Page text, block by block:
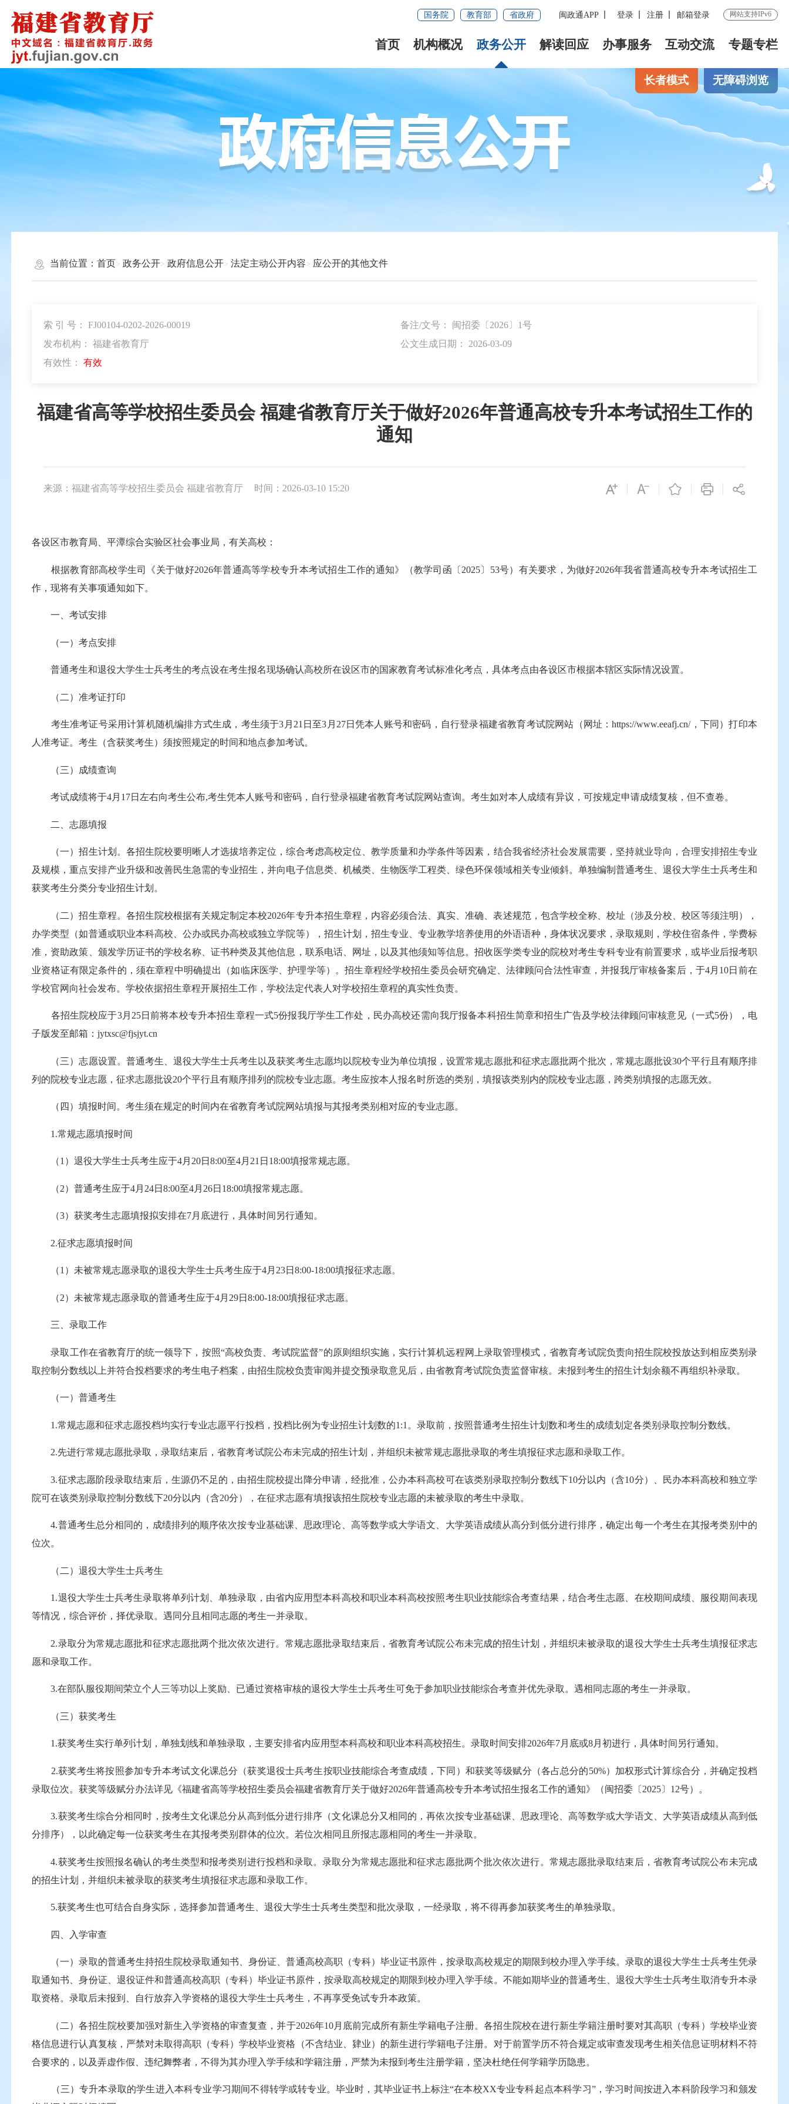
国务院 教育部 省政府 闽政通APP 登录 注册 邮箱登录 网站支持IPv6
首页 机构概况 政务公开 解读回应 办事服务 互动交流 专题专栏
长者模式 无障碍浏览
当前位置： 首页 政务公开 政府信息公开 法定主动公开内容 应公开的其他文件
索 引 号： FJ00104-0202-2026-00019
备注/文号： 闽招委〔2026〕1号
发布机构： 福建省教育厅
公文生成日期： 2026-03-09
有效性： 有效
福建省高等学校招生委员会 福建省教育厅关于做好2026年普通高校专升本考试招生工作的
通知
来源：福建省高等学校招生委员会 福建省教育厅 时间：2026-03-10 15:20
各设区市教育局、平潭综合实验区社会事业局，有关高校：
根据教育部高校学生司《关于做好2026年普通高等学校专升本考试招生工作的通知》（教学司函〔2025〕53号）有关要求，为做好2026年我省普通高校专升本考试招生工
作，现将有关事项通知如下。
一、考试安排
（一）考点安排
普通考生和退役大学生士兵考生的考点设在考生报名现场确认高校所在设区市的国家教育考试标准化考点，具体考点由各设区市根据本辖区实际情况设置。
（二）准考证打印
考生准考证号采用计算机随机编排方式生成，考生须于3月21日至3月27日凭本人账号和密码，自行登录福建省教育考试院网站（网址：https://www.eeafj.cn/，下同）打印本
人准考证。考生（含获奖考生）须按照规定的时间和地点参加考试。
（三）成绩查询
考试成绩将于4月17日左右向考生公布,考生凭本人账号和密码，自行登录福建省教育考试院网站查询。考生如对本人成绩有异议，可按规定申请成绩复核，但不查卷。
二、志愿填报
（一）招生计划。各招生院校要明晰人才选拔培养定位，综合考虑高校定位、教学质量和办学条件等因素，结合我省经济社会发展需要，坚持就业导向，合理安排招生专业
及规模，重点安排产业升级和改善民生急需的专业招生，并向电子信息类、机械类、生物医学工程类、绿色环保领域相关专业倾斜。单独编制普通考生、退役大学生士兵考生和
获奖考生分类分专业招生计划。
（二）招生章程。各招生院校根据有关规定制定本校2026年专升本招生章程，内容必须合法、真实、准确、表述规范，包含学校全称、校址（涉及分校、校区等须注明），
办学类型（如普通或职业本科高校、公办或民办高校或独立学院等），招生计划，招生专业、专业教学培养使用的外语语种，身体状况要求，录取规则，学校住宿条件，学费标
准，资助政策、颁发学历证书的学校名称、证书种类及其他信息，联系电话、网址，以及其他须知等信息。招收医学类专业的院校对考生专科专业有前置要求，或毕业后报考职
业资格证有限定条件的，须在章程中明确提出（如临床医学、护理学等）。招生章程经学校招生委员会研究确定、法律顾问合法性审查，并报我厅审核备案后，于4月10日前在
学校官网向社会发布。学校依据招生章程开展招生工作，学校法定代表人对学校招生章程的真实性负责。
各招生院校应于3月25日前将本校专升本招生章程一式5份报我厅学生工作处，民办高校还需向我厅报备本科招生简章和招生广告及学校法律顾问审核意见（一式5份），电
子版发至邮箱：jytxsc@fjsjyt.cn
（三）志愿设置。普通考生、退役大学生士兵考生以及获奖考生志愿均以院校专业为单位填报，设置常规志愿批和征求志愿批两个批次，常规志愿批设30个平行且有顺序排
列的院校专业志愿，征求志愿批设20个平行且有顺序排列的院校专业志愿。考生应按本人报名时所选的类别，填报该类别内的院校专业志愿，跨类别填报的志愿无效。
（四）填报时间。考生须在规定的时间内在省教育考试院网站填报与其报考类别相对应的专业志愿。
1.常规志愿填报时间
（1）退役大学生士兵考生应于4月20日8:00至4月21日18:00填报常规志愿。
（2）普通考生应于4月24日8:00至4月26日18:00填报常规志愿。
（3）获奖考生志愿填报拟安排在7月底进行，具体时间另行通知。
2.征求志愿填报时间
（1）未被常规志愿录取的退役大学生士兵考生应于4月23日8:00-18:00填报征求志愿。
（2）未被常规志愿录取的普通考生应于4月29日8:00-18:00填报征求志愿。
三、录取工作
录取工作在省教育厅的统一领导下，按照“高校负责、考试院监督”的原则组织实施，实行计算机远程网上录取管理模式，省教育考试院负责向招生院校投放达到相应类别录
取控制分数线以上并符合投档要求的考生电子档案，由招生院校负责审阅并提交预录取意见后，由省教育考试院负责监督审核。未报到考生的招生计划余额不再组织补录取。
（一）普通考生
1.常规志愿和征求志愿投档均实行专业志愿平行投档，投档比例为专业招生计划数的1:1。录取前，按照普通考生招生计划数和考生的成绩划定各类别录取控制分数线。
2.先进行常规志愿批录取，录取结束后，省教育考试院公布未完成的招生计划，并组织未被常规志愿批录取的考生填报征求志愿和录取工作。
3.征求志愿阶段录取结束后，生源仍不足的，由招生院校提出降分申请，经批准，公办本科高校可在该类别录取控制分数线下10分以内（含10分）、民办本科高校和独立学
院可在该类别录取控制分数线下20分以内（含20分），在征求志愿有填报该招生院校专业志愿的未被录取的考生中录取。
4.普通考生总分相同的，成绩排列的顺序依次按专业基础课、思政理论、高等数学或大学语文、大学英语成绩从高分到低分进行排序，确定出每一个考生在其报考类别中的
位次。
（二）退役大学生士兵考生
1.退役大学生士兵考生录取将单列计划、单独录取，由省内应用型本科高校和职业本科高校按照考生职业技能综合考查结果，结合考生志愿、在校期间成绩、服役期间表现
等情况，综合评价，择优录取。遇同分且相同志愿的考生一并录取。
2.录取分为常规志愿批和征求志愿批两个批次依次进行。常规志愿批录取结束后，省教育考试院公布未完成的招生计划，并组织未被录取的退役大学生士兵考生填报征求志
愿和录取工作。
3.在部队服役期间荣立个人三等功以上奖励、已通过资格审核的退役大学生士兵考生可免于参加职业技能综合考查并优先录取。遇相同志愿的考生一并录取。
（三）获奖考生
1.获奖考生实行单列计划，单独划线和单独录取，主要安排省内应用型本科高校和职业本科高校招生。录取时间安排2026年7月底或8月初进行，具体时间另行通知。
2.获奖考生将按照参加专升本考试文化课总分（获奖退役士兵考生按职业技能综合考查成绩，下同）和获奖等级赋分（各占总分的50%）加权形式计算综合分，并确定投档
录取位次。获奖等级赋分办法详见《福建省高等学校招生委员会福建省教育厅关于做好2026年普通高校专升本考试招生报名工作的通知》（闽招委〔2025〕12号）。
3.获奖考生综合分相同时，按考生文化课总分从高到低分进行排序（文化课总分又相同的，再依次按专业基础课、思政理论、高等数学或大学语文、大学英语成绩从高到低
分排序），以此确定每一位获奖考生在其报考类别群体的位次。若位次相同且所报志愿相同的考生一并录取。
4.获奖考生按照报名确认的考生类型和报考类别进行投档和录取。录取分为常规志愿批和征求志愿批两个批次依次进行。常规志愿批录取结束后，省教育考试院公布未完成
的招生计划，并组织未被录取的获奖考生填报征求志愿和录取工作。
5.获奖考生也可结合自身实际，选择参加普通考生、退役大学生士兵考生类型和批次录取，一经录取，将不得再参加获奖考生的单独录取。
四、入学审查
（一）录取的普通考生持招生院校录取通知书、身份证、普通高校高职（专科）毕业证书原件，按录取高校规定的期限到校办理入学手续。录取的退役大学生士兵考生凭录
取通知书、身份证、退役证件和普通高校高职（专科）毕业证书原件，按录取高校规定的期限到校办理入学手续。不能如期毕业的普通考生、退役大学生士兵考生取消专升本录
取资格。录取后未报到、自行放弃入学资格的退役大学生士兵考生，不再享受免试专升本政策。
（二）各招生院校要加强对新生入学资格的审查复查，并于2026年10月底前完成所有新生学籍电子注册。各招生院校在进行新生学籍注册时要对其高职（专科）学校毕业资
格信息进行认真复核，严禁对未取得高职（专科）学校毕业资格（不含结业、肄业）的新生进行学籍电子注册。对于前置学历不符合规定或审查发现考生相关信息证明材料不符
合要求的，以及弄虚作假、违纪舞弊者，不得为其办理入学手续和学籍注册，严禁为未报到考生注册学籍，坚决杜绝任何学籍学历隐患。
（三）专升本录取的学生进入本科专业学习期间不得转学或转专业。毕业时，其毕业证书上标注“在本校XX专业专科起点本科学习”，学习时间按进入本科阶段学习和颁发